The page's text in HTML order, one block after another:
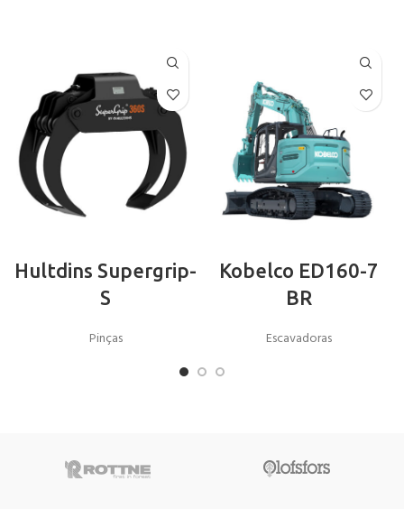
Hultdins Supergrip-
S
Pinças
Kobelco ED160-7
BR
Escavadoras